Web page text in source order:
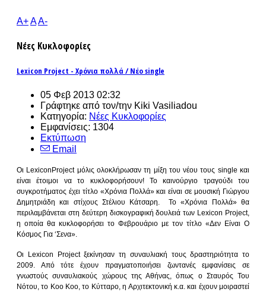
A+AA-
Νέες Κυκλοφορίες
Lexicon Project - Χρόνια πολλά / Νέο single
05 Φεβ 2013 02:32
Γράφτηκε από τον/την Kiki Vasiliadou
Κατηγορία: Νέες Κυκλοφορίες
Εμφανίσεις: 1304
Εκτύπωση
Email
Οι LexiconProject μόλις ολοκλήρωσαν τη μίξη του νέου τους single και
είναι έτοιμοι να το κυκλοφορήσουν! Το καινούργιο τραγούδι του
συγκροτήματος έχει τίτλο «Χρόνια Πολλά» και είναι σε μουσική Γιώργου
Δημητριάδη και στίχους Στέλιου Κάτσαρη. Το «Χρόνια Πολλά» θα
περιλαμβάνεται στη δεύτερη δισκογραφική δουλειά των Lexicon Project,
η οποία θα κυκλοφορήσει το Φεβρουάριο με τον τίτλο «Δεν Είναι Ο
Κόσμος Για ‘Σενα».
Οι Lexicon Project ξεκίνησαν τη συναυλιακή τους δραστηριότητα το
2009. Από τότε έχουν πραγματοποιήσει ζωντανές εμφανίσεις σε
γνωστούς συναυλιακούς χώρους της Αθήνας, όπως ο Σταυρός Του
Νότου, το Κοο Κοο, το Κύτταρο, η Αρχιτεκτονική κ.α. και έχουν μοιραστεί